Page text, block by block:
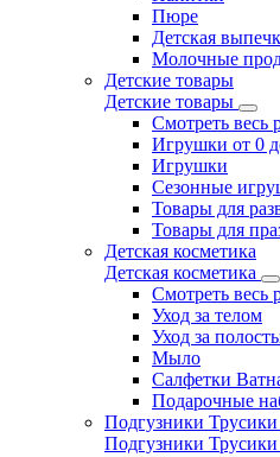
Пюре
Детская
Молочные
Детские товары
Детские товары
Смотреть весь
Игрушки от 0
Игрушки
Сезонные
Товары для
Товары для
Детская косметика
Детская косметика
Смотреть весь
Уход за телом
Уход за
Мыло
Салфетки
Подарочные
Подгузники
Подгузники